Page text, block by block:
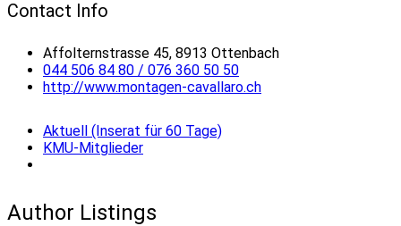
Contact Info
Affolternstrasse 45, 8913 Ottenbach
044 506 84 80 / 076 360 50 50
http://www.montagen-cavallaro.ch
Aktuell (Inserat für 60 Tage)
KMU-Mitglieder
Author Listings